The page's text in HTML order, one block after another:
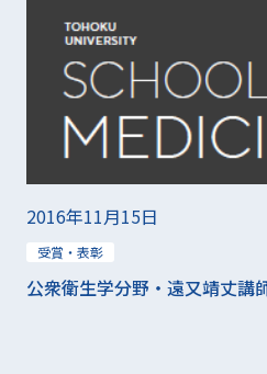
2016年11月15日
受賞・表彰
公衆衛生学分野・遠又靖丈講